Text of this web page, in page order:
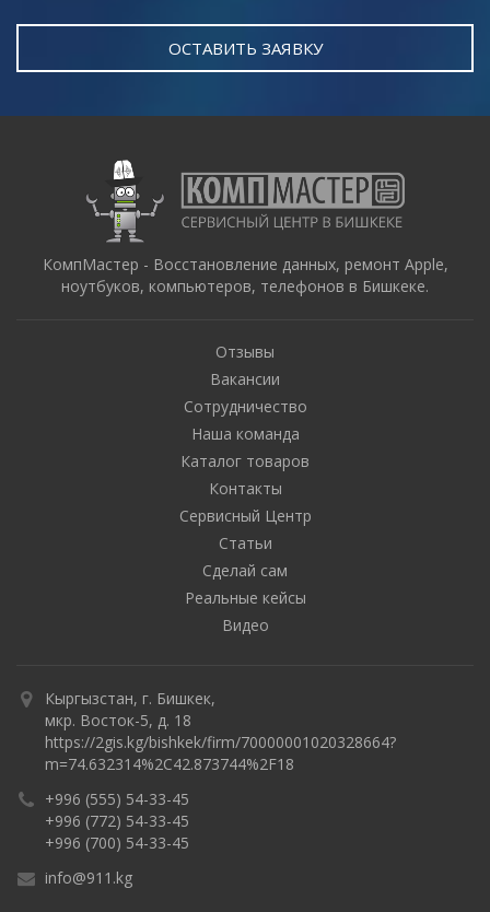
ОСТАВИТЬ ЗАЯВКУ
КомпМастер - Восстановление данных, ремонт Apple,
ноутбуков, компьютеров, телефонов в Бишкеке.
Отзывы
Вакансии
Сотрудничество
Наша команда
Каталог товаров
Контакты
Сервисный Центр
Статьи
Сделай сам
Реальные кейсы
Видео
Кыргызстан, г. Бишкек,
мкр. Восток-5, д. 18
https://2gis.kg/bishkek/firm/70000001020328664?
m=74.632314%2C42.873744%2F18
+996 (555) 54-33-45
+996 (772) 54-33-45
+996 (700) 54-33-45
info@911.kg